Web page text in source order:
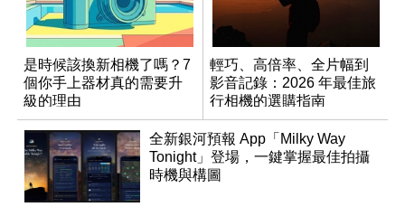
是時候該換新相機了嗎？7
個你手上器材真的需要升
級的理由
輕巧、高倍率、全片幅到
影音記錄：2026 年最佳旅
行相機的選購指南
全新銀河預報 App「Milky Way
Tonight」登場，一鍵掌握最佳拍攝
時機與構圖